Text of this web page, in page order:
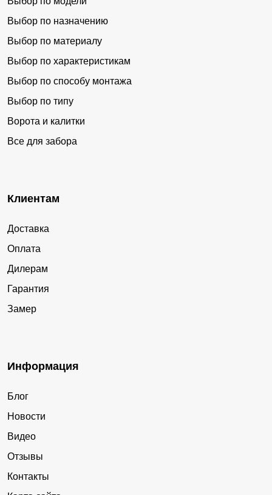
Выбор по назначению
Выбор по материалу
Выбор по характеристикам
Выбор по способу монтажа
Выбор по типу
Ворота и калитки
Все для забора
Клиентам
Доставка
Оплата
Дилерам
Гарантия
Замер
Информация
Блог
Новости
Видео
Отзывы
Контакты